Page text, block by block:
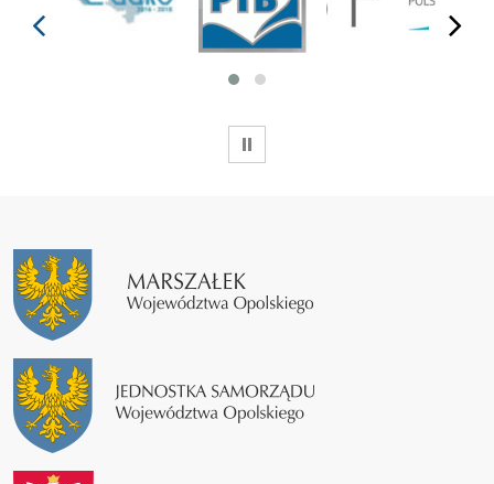
prev next
WSTRZYMAJ